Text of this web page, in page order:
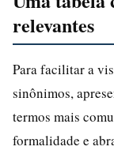
relevantes
Para facilitar a
sinônimos,
termos mais
formalidade e